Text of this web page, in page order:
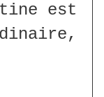
est